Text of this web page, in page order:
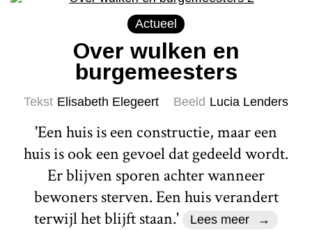
Actueel
Over wulken en
burgemeesters
Tekst Elisabeth Elegeert Beeld Lucia Lenders
'Een huis is een constructie, maar een
huis is ook een gevoel dat gedeeld wordt.
Er blijven sporen achter wanneer
bewoners sterven. Een huis verandert
terwijl het blijft staan.'
Lees meer